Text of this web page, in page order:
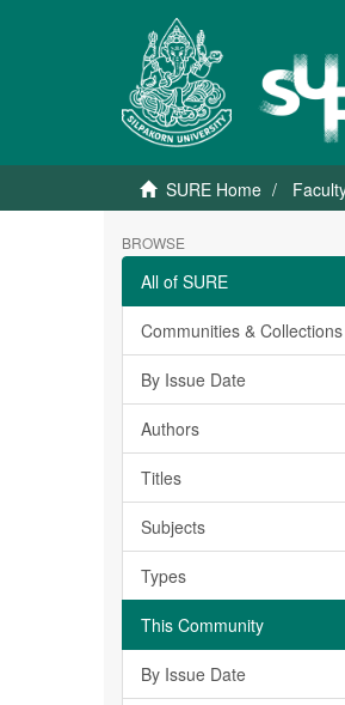
SURE Home
BROWSE
All of SURE
Communities & Collections
By Issue Date
Authors
Titles
Subjects
Types
This Community
By Issue Date